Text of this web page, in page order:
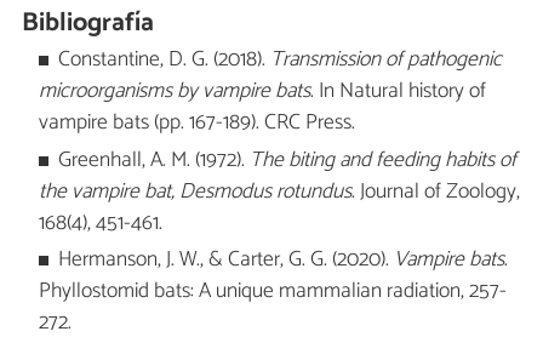
Bibliografía
Constantine, D. G. (2018). Transmission of pathogenic
microorganisms by vampire bats. In Natural history of
vampire bats (pp. 167-189). CRC Press.
Greenhall, A. M. (1972). The biting and feeding habits of
the vampire bat, Desmodus rotundus. Journal of Zoology,
168(4), 451-461.
Hermanson, J. W., & Carter, G. G. (2020). Vampire bats.
Phyllostomid bats: A unique mammalian radiation, 257-
272.